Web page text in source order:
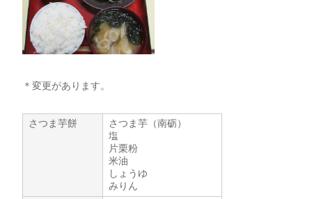
＊変更があります。
さつま芋餅
さつま芋（南砺）
塩
片栗粉
米油
しょうゆ
みりん